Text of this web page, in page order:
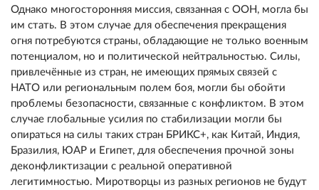
Однако многосторонняя миссия, связанная с ООН, могла бы
им стать. В этом случае для обеспечения прекращения
огня потребуются страны, обладающие не только военным
потенциалом, но и политической нейтральностью. Силы,
привлечённые из стран, не имеющих прямых связей с
НАТО или региональным полем боя, могли бы обойти
проблемы безопасности, связанные с конфликтом. В этом
случае глобальные усилия по стабилизации могли бы
опираться на силы таких стран БРИКС+, как Китай, Индия,
Бразилия, ЮАР и Египет, для обеспечения прочной зоны
деконфликтизации с реальной оперативной
легитимностью. Миротворцы из разных регионов не будут